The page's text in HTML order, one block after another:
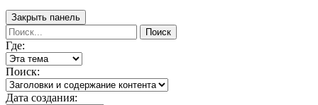
Закрыть панель
Поиск
Где:
Поиск:
Дата создания: